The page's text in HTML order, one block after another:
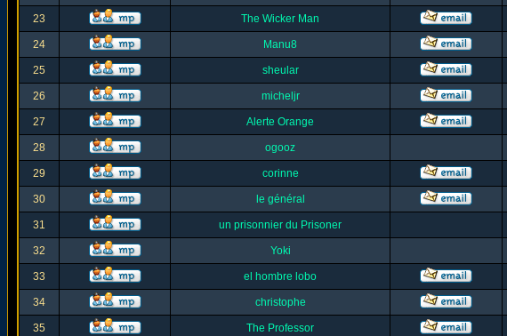
23 The Wicker Man
24 Manu8
25 sheular
26 micheljr
27 Alerte Orange
28 ogooz
29 corinne
30 le général
31 un prisonnier du Prisoner
32 Yoki
33 el hombre lobo
34 christophe
35 The Professor